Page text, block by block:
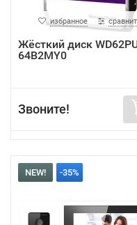
избранное
Жёсткий диск
64B2MY0
Звоните!
NEW! -35%